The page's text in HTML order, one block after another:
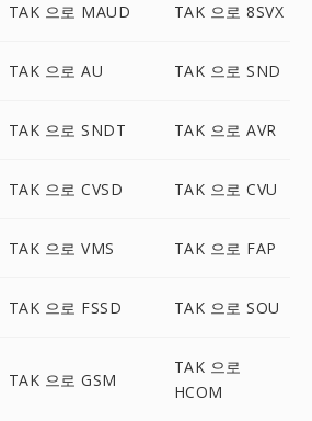
TAK 으로 MAUD TAK 으로 8SVX
TAK 으로 AU TAK 으로 SND
TAK 으로 SNDT TAK 으로 AVR
TAK 으로 CVSD TAK 으로 CVU
TAK 으로 VMS TAK 으로 FAP
TAK 으로 FSSD TAK 으로 SOU
TAK 으로 GSM
TAK 으로
HCOM